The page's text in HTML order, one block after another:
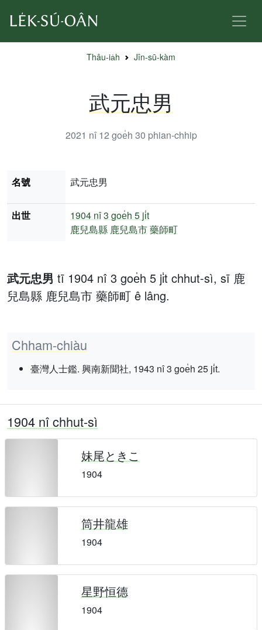
Thâu-ia̍h Jîn-sū-kàm
武元忠男
2021 nî 12 goe̍h 30 phian-chhip
武元忠男 tī 1904 nî 3 goe̍h 5 ji̍t chhut-sì, sī 鹿
兒島縣 鹿兒島市 藥師町 ê lâng.
Chham-chiàu
臺灣人士鑑. 興南新聞社, 1943 nî 3 goe̍h 25 ji̍t.
名號 武元忠男
出世 1904 nî3 goe̍h 5 ji̍t
鹿兒島縣 鹿兒島市藥師町
1904 nî chhut-sì
妹尾ときこ
1904
筒井龍雄
1904
星野恒德
1904